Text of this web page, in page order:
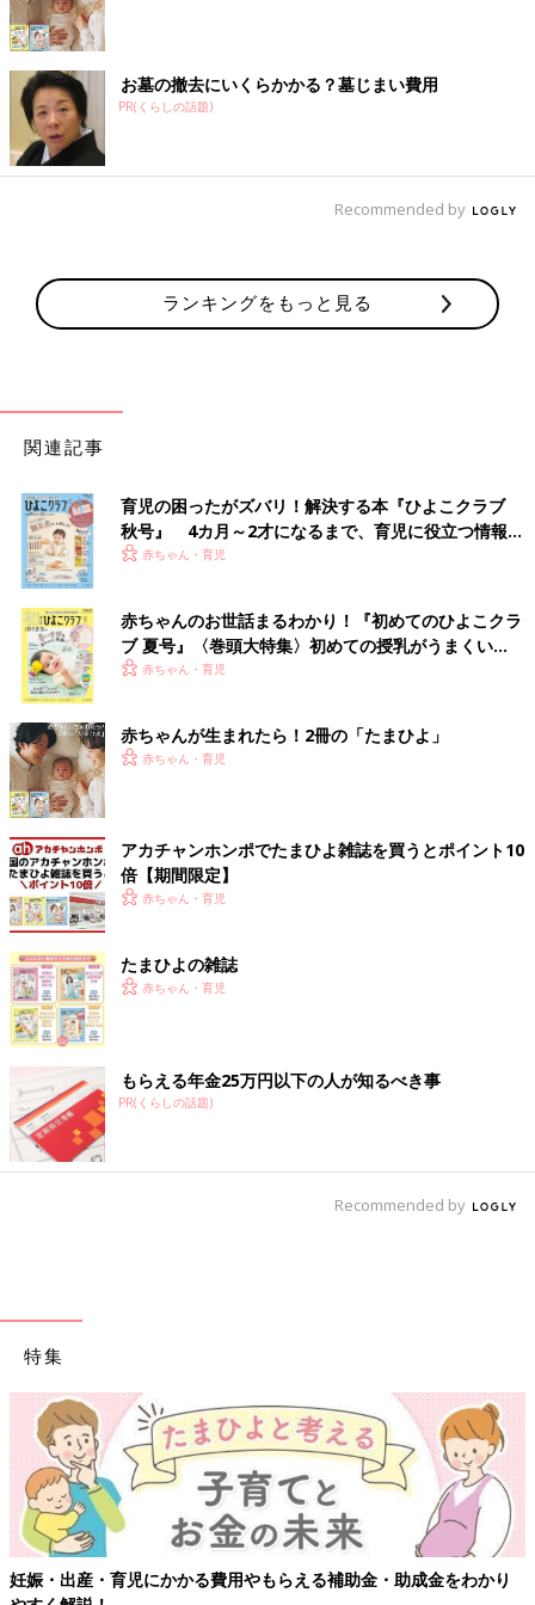
お墓の撤去にいくらかかる？墓じまい費用
PR(くらしの話題)
Recommended by
ランキングをもっと見る
関連記事
育児の困ったがズバリ！解決する本『ひよこクラブ
秋号』 4カ月～2才になるまで、育児に役立つ情報が
いっぱい！
赤ちゃん・育児
赤ちゃんのお世話まるわかり！『初めてのひよこクラ
ブ 夏号』〈巻頭大特集〉初めての授乳がうまくい
く！ おっぱい・ミルクの基本と夏のトラブル 解決テ
赤ちゃん・育児
赤ちゃんが生まれたら！2冊の「たまひよ」
赤ちゃん・育児
アカチャンホンポでたまひよ雑誌を買うとポイント10
倍【期間限定】
赤ちゃん・育児
たまひよの雑誌
赤ちゃん・育児
もらえる年金25万円以下の人が知るべき事
PR(くらしの話題)
Recommended by
特集
妊娠・出産・育児にかかる費用やもらえる補助金・助成金をわかり